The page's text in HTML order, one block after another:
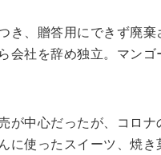
、贈答用にできず廃棄
会社を辞め独立。マンゴ
中心だったが、コロ
に使ったスイーツ、焼き